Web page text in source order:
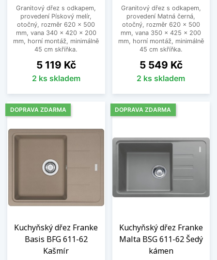
Granitový dřez s odkapem,
provedení Pískový melír,
otočný, rozměr 620 x 500
mm, vana 340 x 420 x 200
mm, horní montáž, minimálně
45 cm skříňka.
Cena
5 119 Kč
2 ks skladem
Granitový dřez s odkapem,
provedení Matná černá,
otočný, rozměr 620 x 500
mm, vana 350 x 425 x 200
mm, horní montáž, minimálně
45 cm skříňka.
Cena
5 549 Kč
2 ks skladem
Kuchyňský dřez Franke
Basis BFG 611-62
Kašmír
DOPRAVA ZDARMA
Kuchyňský dřez Franke
Malta BSG 611-62 Šedý
kámen
DOPRAVA ZDARMA